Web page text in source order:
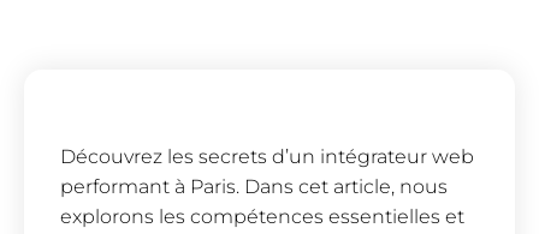
Découvrez les secrets d’un intégrateur web
performant à Paris. Dans cet article, nous
explorons les compétences essentielles et